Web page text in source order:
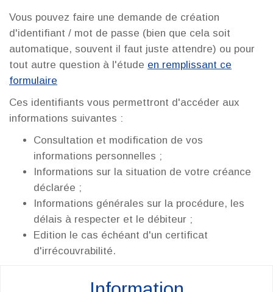
Vous pouvez faire une demande de création
d'identifiant / mot de passe (bien que cela soit
automatique, souvent il faut juste attendre) ou pour
tout autre question à l'étude en remplissant ce
formulaire
Ces identifiants vous permettront d'accéder aux
informations suivantes :
Consultation et modification de vos
informations personnelles ;
Informations sur la situation de votre créance
déclarée ;
Informations générales sur la procédure, les
délais à respecter et le débiteur ;
Edition le cas échéant d'un certificat
d'irrécouvrabilité.